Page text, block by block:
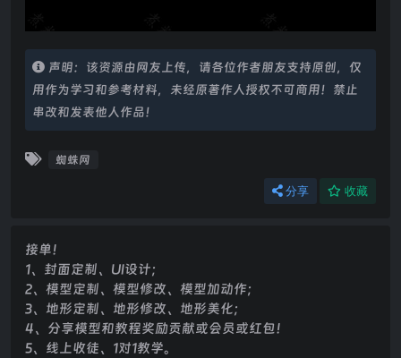
声明：该资源由网友上传，请各位作者朋友支持原创，仅
用作为学习和参考材料，未经原著作人授权不可商用！禁止
串改和发表他人作品！
蜘蛛网
分享 收藏
接单！
1、封面定制、UI设计；
2、模型定制、模型修改、模型加动作；
3、地形定制、地形修改、地形美化；
4、分享模型和教程奖励贡献或会员或红包！
5、线上收徒、1对1教学。